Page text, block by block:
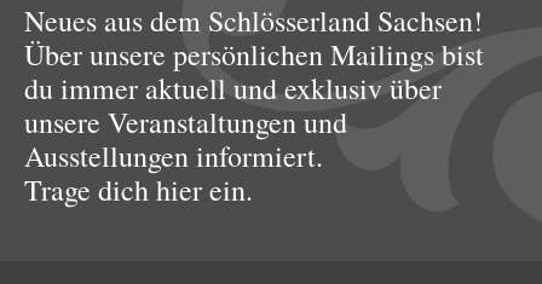
Neues aus dem Schlösserland Sachsen!
Über unsere persönlichen Mailings bist
du immer aktuell und exklusiv über
unsere Veranstaltungen und
Ausstellungen informiert.
Trage dich hier ein.